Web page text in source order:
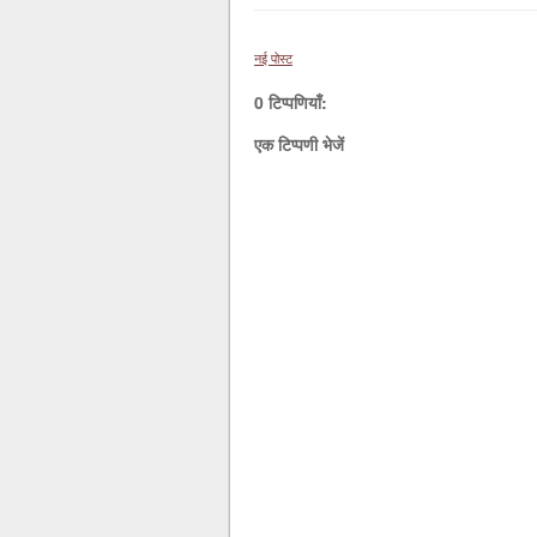
नई पोस्ट
0 टिप्पणियाँ:
एक टिप्पणी भेजें